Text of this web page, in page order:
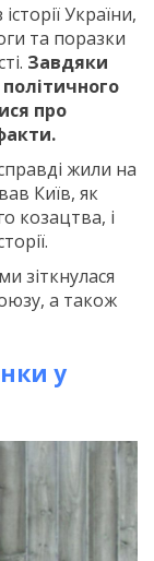
України,
та поразки
Завдяки
політичного
про
жили на
Київ, як
козацтва, і
зіткнулася
а також
у